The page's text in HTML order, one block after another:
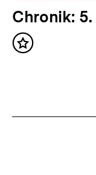
t
N
ä
c
Chronik: 5.
Inhalt